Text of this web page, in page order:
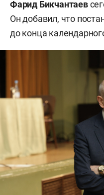
Фарид Бикчантаев
Он добавил, что
до конца